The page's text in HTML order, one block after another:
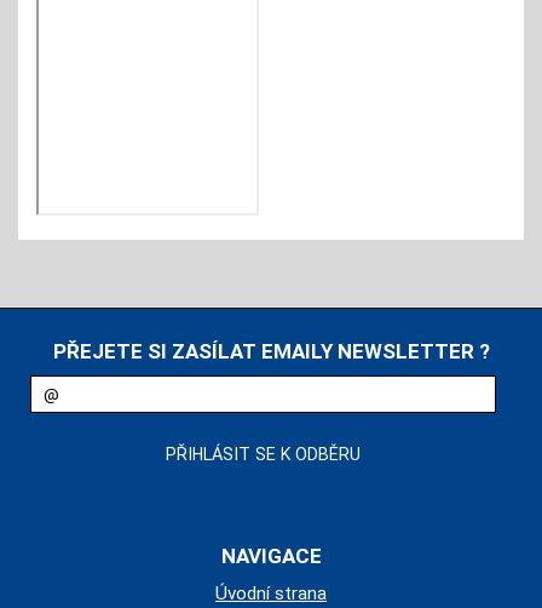
PŘEJETE SI ZASÍLAT EMAILY NEWSLETTER ?
NAVIGACE
Úvodní strana